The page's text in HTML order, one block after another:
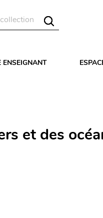
ENSEIGNANT
et des